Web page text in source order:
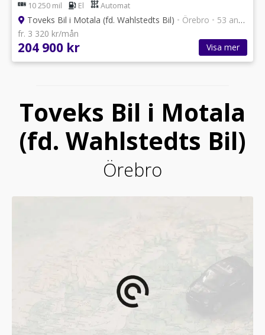
10 250 mil El Automat
Toveks Bil i Motala (fd. Wahlstedts Bil) • Örebro • 53 annonser
fr. 3 320 kr/mån
204 900 kr Visa mer
Toveks Bil i Motala
(fd. Wahlstedts Bil)
Örebro